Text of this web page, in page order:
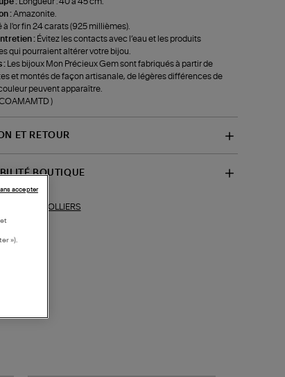
:Amazonite.
à l'or fin 24 carats (925 millièmes).
: Évitez les contacts avec l’eau et les produits
qui pourraient altérer votre bijou.
:
Les bijoux Mon Précieux Gem sont fabriqués à partir de
et montés de façon artisanale, de légères différences de
peuvent apparaître.
)
ET RETOUR
BOUTIQUE
COLLIERS
et
»).
accepter